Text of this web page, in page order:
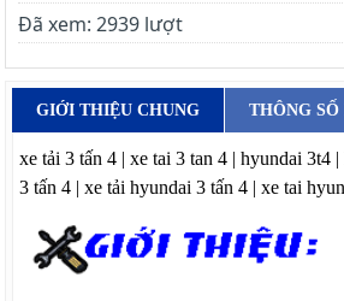
Đã xem: 2939 lượt
GIỚI THIỆU CHUNG THÔNG
xe tải 3 tấn 4 | xe tai 3 tan 4 | hyundai 3t4
3 tấn 4 | xe tải hyundai 3 tấn 4 | xe tai